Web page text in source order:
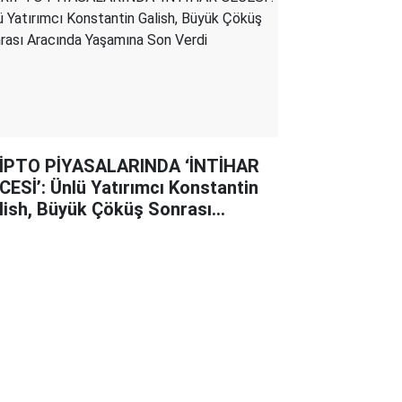
PİYASALARINDA ‘İNTİHAR
Ünlü Yatırımcı Konstantin
Büyük Çöküş Sonrası